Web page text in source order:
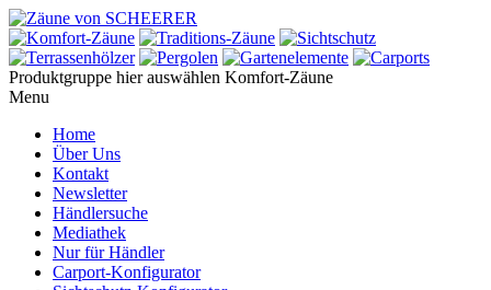
Produktgruppe hier auswählen Komfort-Zäune
Menu
Home
Über Uns
Kontakt
Newsletter
Händlersuche
Mediathek
Nur für Händler
Carport-Konfigurator